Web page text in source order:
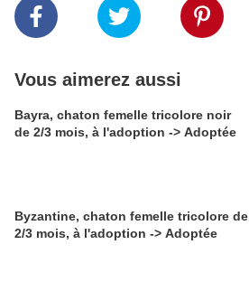
Vous aimerez aussi
Bayra, chaton femelle tricolore noir
de 2/3 mois, à l'adoption -> Adoptée
Byzantine, chaton femelle tricolore de
2/3 mois, à l'adoption -> Adoptée